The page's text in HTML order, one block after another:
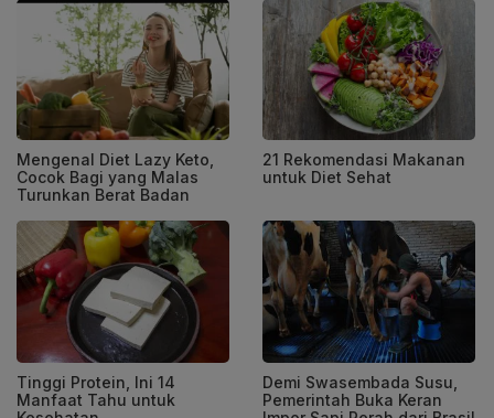
Mengenal Diet Lazy Keto,
Cocok Bagi yang Malas
Turunkan Berat Badan
21 Rekomendasi Makanan
untuk Diet Sehat
Tinggi Protein, Ini 14
Manfaat Tahu untuk
Demi Swasembada Susu,
Pemerintah Buka Keran